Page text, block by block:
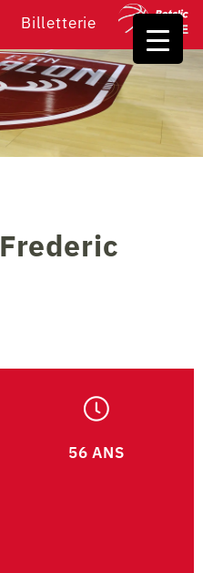
Billetterie
Frederic
56 ANS